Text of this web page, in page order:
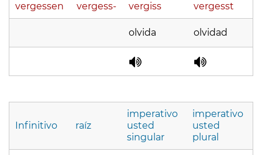
vergessen vergess- vergiss vergesst
olvida olvidad
Infinitivo raíz
imperativo
usted
singular
imperativo
usted
plural